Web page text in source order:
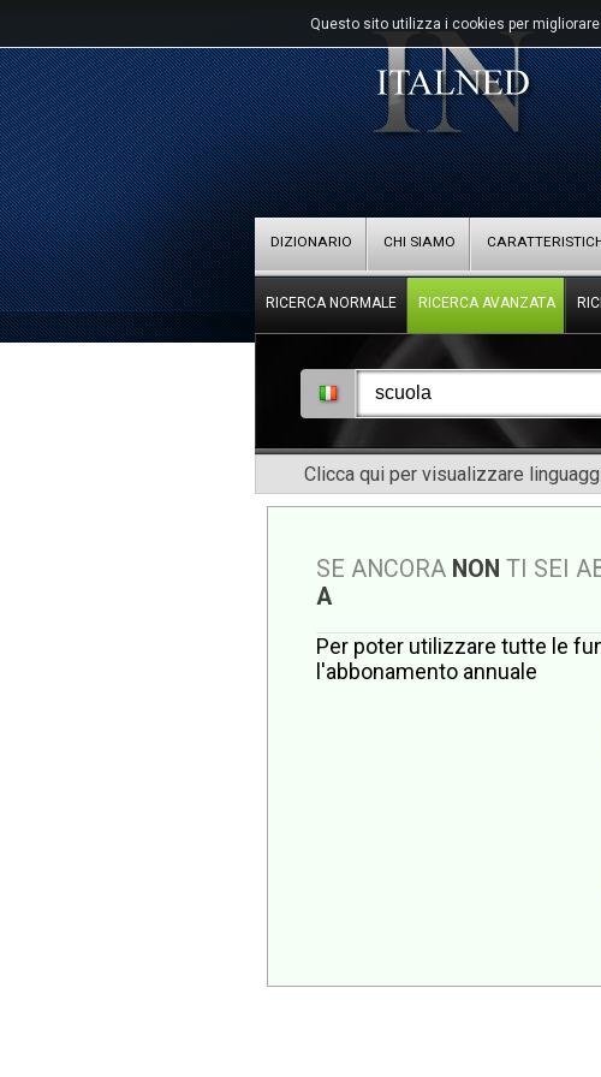
Questo sito utilizza i cookies per
DIZIONARIO CHI SIAMO
RICERCA NORMALE RICERCA AVANZATA
Clicca qui per visualizzare
SE ANCORA NON TI SEI
A
Per poter utilizzare tutte le
l'abbonamento annuale